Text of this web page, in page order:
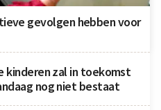
gevolgen hebben voor
kinderen zal in toekomst
nog niet bestaat